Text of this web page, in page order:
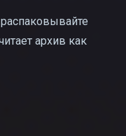
архив как